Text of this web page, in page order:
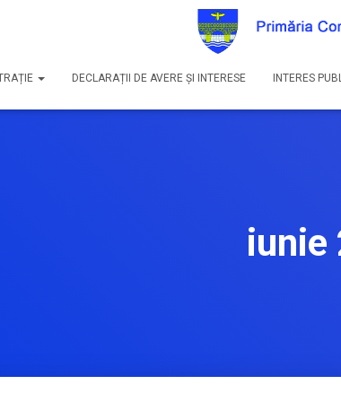
DECLARAȚII DE AVERE ȘI INTERESE INTERES
iunie